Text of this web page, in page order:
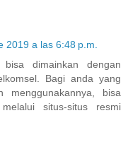
2019 a las 6:48 p.m.
dimainkan dengan
Bagi anda yang
bisa
situs-situs resmi